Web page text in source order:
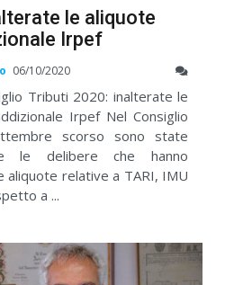
le aliquote
Irpef
06/10/2020
Tributi 2020: inalterate le
Irpef Nel Consiglio
scorso sono state
le delibere che hanno
aliquote relative a TARI, IMU
a ...